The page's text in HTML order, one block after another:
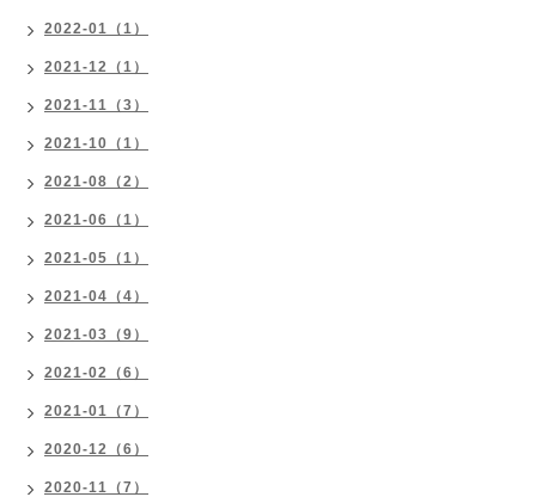
2022-01（1）
2021-12（1）
2021-11（3）
2021-10（1）
2021-08（2）
2021-06（1）
2021-05（1）
2021-04（4）
2021-03（9）
2021-02（6）
2021-01（7）
2020-12（6）
2020-11（7）